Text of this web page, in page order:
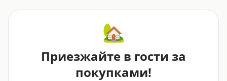
🏡
Приезжайте в гости за
покупками!